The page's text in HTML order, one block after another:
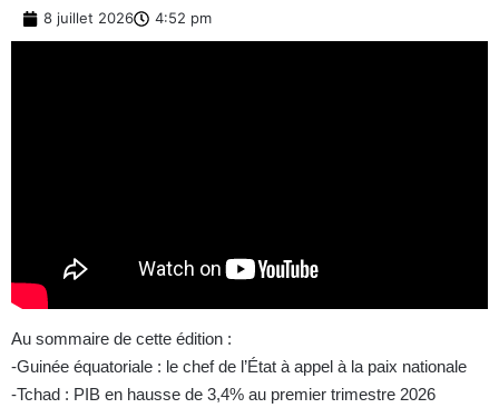
8 juillet 2026 4:52 pm
Au sommaire de cette édition :
-Guinée équatoriale : le chef de l’État à appel à la paix nationale
-Tchad : PIB en hausse de 3,4% au premier trimestre 2026